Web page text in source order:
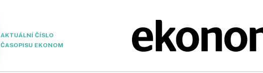
AKTUÁLNÍ ČÍSLO
ČASOPISU EKONOM